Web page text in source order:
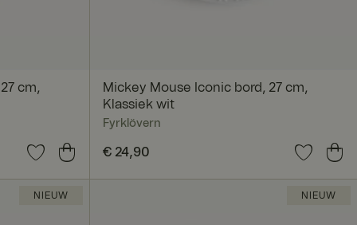
cm,
Mickey Mouse Iconic bord, 27 cm,
Klassiek wit
Fyrklövern
Prijs:€ 24,90
€ 24,90
NIEUW NIEUW